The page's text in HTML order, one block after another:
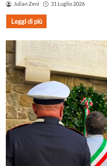
Julian Zeni 31 Luglio 2026
Leggi di più